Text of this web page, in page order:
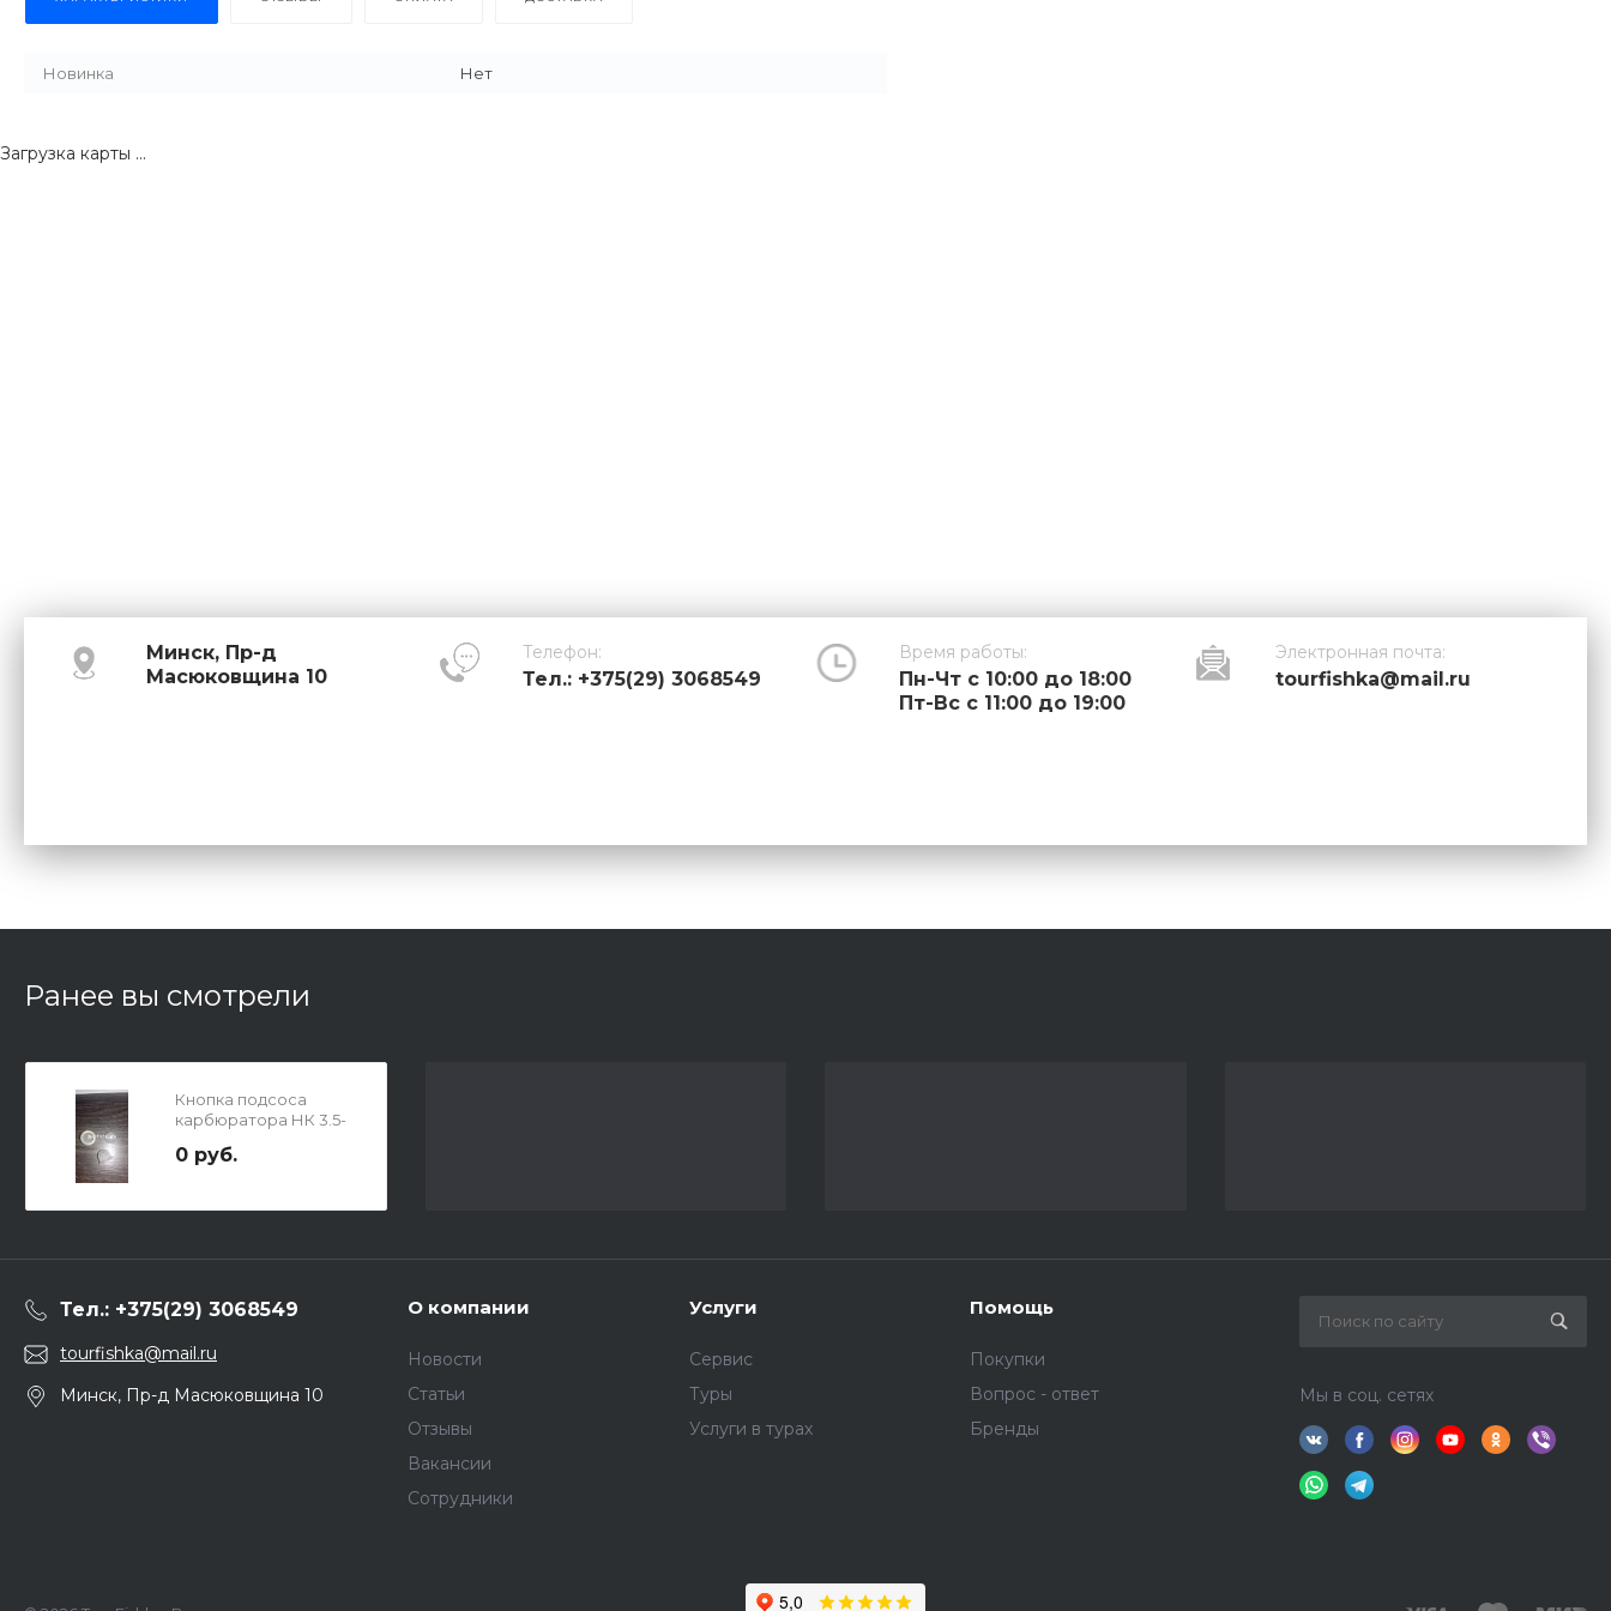
Новинка Нет
Загрузка карты ...
Минск, Пр-д
Масюковщина 10
Телефон:
Тел.: +375(29) 3068549
Время работы:
Пн-Чт с 10:00 до 18:00
Пт-Вс с 11:00 до 19:00
Электронная почта:
tourfishka@mail.ru
Ранее вы смотрели
Кнопка подсоса
карбюратора НК 3.5-
0 руб.
Тел.: +375(29) 3068549
tourfishka@mail.ru
Минск, Пр-д Масюковщина 10
О компании
Новости
Статьи
Отзывы
Вакансии
Сотрудники
Услуги
Сервис
Туры
Услуги в турах
Помощь
Покупки
Вопрос - ответ
Бренды
Мы в соц. сетях